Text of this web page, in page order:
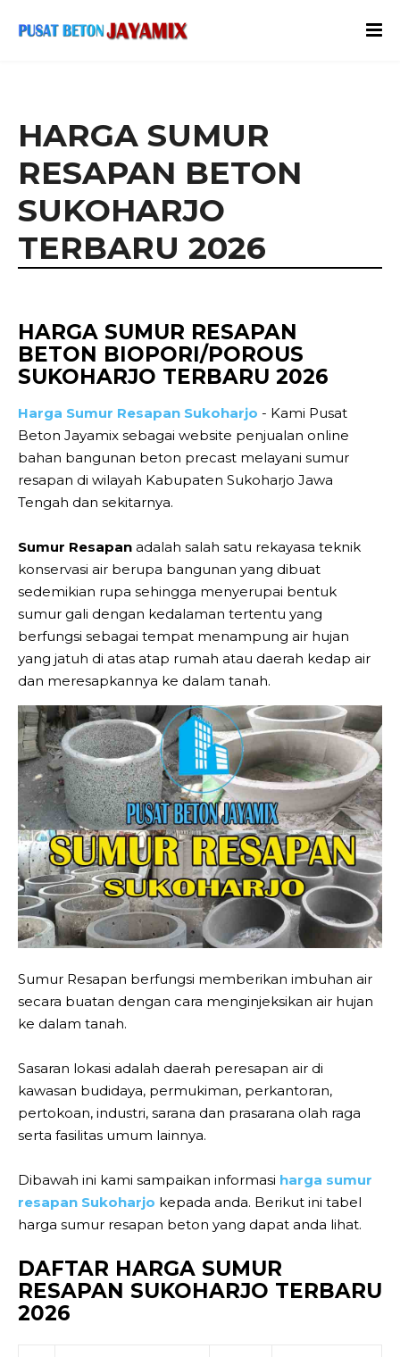
HARGA SUMUR
RESAPAN BETON
SUKOHARJO
TERBARU 2026
HARGA SUMUR RESAPAN
BETON BIOPORI/POROUS
SUKOHARJO TERBARU 2026
Harga Sumur Resapan Sukoharjo - Kami Pusat
Beton Jayamix sebagai website penjualan online
bahan bangunan beton precast melayani sumur
resapan di wilayah Kabupaten Sukoharjo Jawa
Tengah dan sekitarnya.
Sumur Resapan adalah salah satu rekayasa teknik
konservasi air berupa bangunan yang dibuat
sedemikian rupa sehingga menyerupai bentuk
sumur gali dengan kedalaman tertentu yang
berfungsi sebagai tempat menampung air hujan
yang jatuh di atas atap rumah atau daerah kedap air
dan meresapkannya ke dalam tanah.
Sumur Resapan berfungsi memberikan imbuhan air
secara buatan dengan cara menginjeksikan air hujan
ke dalam tanah.
Sasaran lokasi adalah daerah peresapan air di
kawasan budidaya, permukiman, perkantoran,
pertokoan, industri, sarana dan prasarana olah raga
serta fasilitas umum lainnya.
Dibawah ini kami sampaikan informasi harga sumur
resapan Sukoharjo kepada anda. Berikut ini tabel
harga sumur resapan beton yang dapat anda lihat.
DAFTAR HARGA SUMUR
RESAPAN SUKOHARJO TERBARU
2026